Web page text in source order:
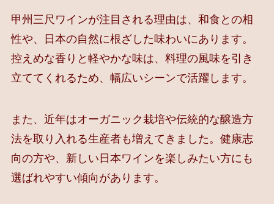
甲州三尺ワインが注目される理由は、和食との相
性や、日本の自然に根ざした味わいにあります。
控えめな香りと軽やかな味は、料理の風味を引き
立ててくれるため、幅広いシーンで活躍します。
また、近年はオーガニック栽培や伝統的な醸造方
法を取り入れる生産者も増えてきました。健康志
向の方や、新しい日本ワインを楽しみたい方にも
選ばれやすい傾向があります。